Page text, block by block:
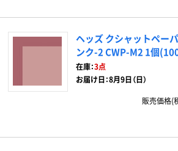
ヘッズ クシャットペー
ンク-2 CWP-M2 1個
在庫：3点
お届け日：8月9日（日）
販売価格(